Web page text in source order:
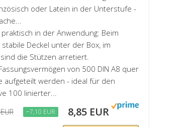
oder Latein in der Unterstufe -
in der Anwendung: Beim
Deckel unter der Box, im
die Stützen arretiert.
von 500 DIN A8 quer
aufgeteilt werden - ideal für den
100 linierter...
−7,10 EUR 8,85 EUR